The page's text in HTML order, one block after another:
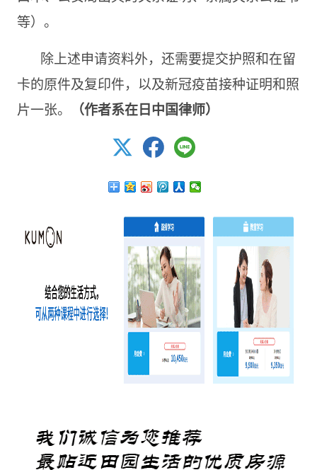
等）。
除上述申请资料外，还需要提交护照和在留
卡的原件及复印件，以及新冠疫苗接种证明和照
片一张。
（作者系在日中国律师）